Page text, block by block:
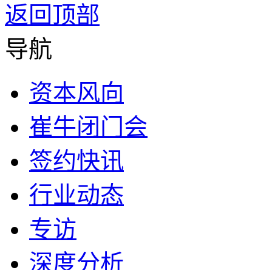
返回顶部
导航
资本风向
崔牛闭门会
签约快讯
行业动态
专访
深度分析